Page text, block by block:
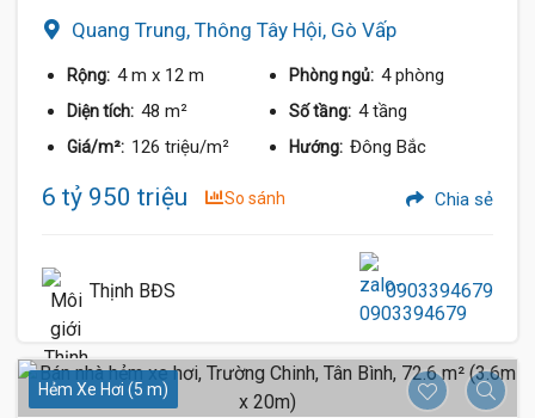
Quang Trung, Thông Tây Hội, Gò Vấp
Rộng: 4 m x 12 m Phòng ngủ: 4 phòng
Diện tích: 48 m² Số tầng: 4 tầng
Giá/m²: 126 triệu/m² Hướng: Đông Bắc
6 tỷ 950 triệu So sánh Chia sẻ
Thịnh BĐS 0903394679
Hẻm Xe Hơi (5 m)